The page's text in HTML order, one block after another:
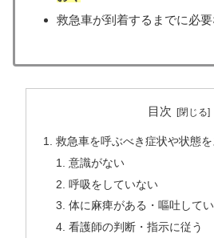
救急車が到着するまでに必
目次
救急車を呼ぶべき症状や状態
意識がない
呼吸をしていない
体に麻痺がある・嘔吐して
看護師の判断・指示に従う